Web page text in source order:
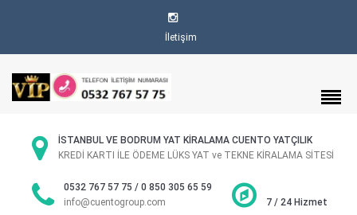
İletişim
İSTANBUL VE BODRUM YAT KİRALAMA CUENTO YATÇILIK
KREDİ KARTI İLE ÖDEME LÜKS YAT ve TEKNE KİRALAMA SİTESİ
0532 767 57 75 / 0 850 305 65 59
info@cuentogroup.com
7 / 24 Hizmet